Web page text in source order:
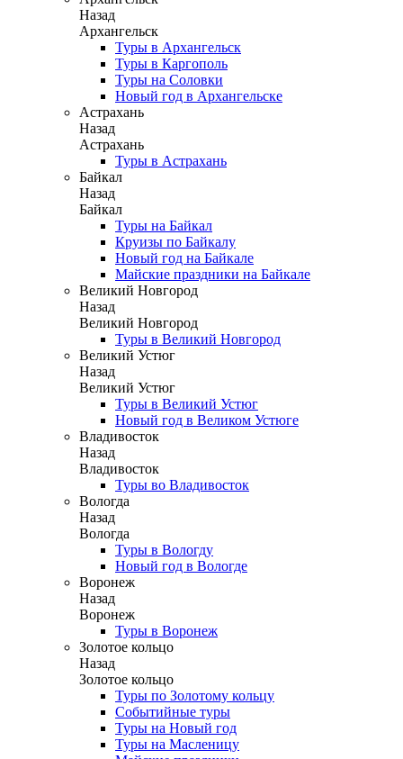
Назад
Архангельск
Туры в Архангельск
Туры в Каргополь
Туры на Соловки
Новый год в Архангельске
Астрахань
Назад
Астрахань
Туры в Астрахань
Байкал
Назад
Байкал
Туры на Байкал
Круизы по Байкалу
Новый год на Байкале
Майские праздники на Байкале
Великий Новгород
Назад
Великий Новгород
Туры в Великий Новгород
Великий Устюг
Назад
Великий Устюг
Туры в Великий Устюг
Новый год в Великом Устюге
Владивосток
Назад
Владивосток
Туры во Владивосток
Вологда
Назад
Вологда
Туры в Вологду
Новый год в Вологде
Воронеж
Назад
Воронеж
Туры в Воронеж
Золотое кольцо
Назад
Золотое кольцо
Туры по Золотому кольцу
Событийные туры
Туры на Новый год
Туры на Масленицу